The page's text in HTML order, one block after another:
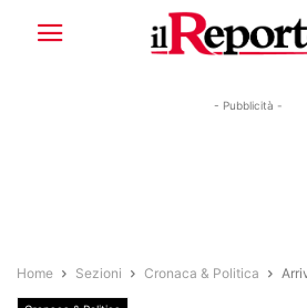
- Pubblicità -
Home Sezioni Cronaca & Politica